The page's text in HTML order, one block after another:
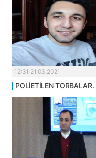
12:31 21.03.2021
POLİETİLEN TORBALAR.